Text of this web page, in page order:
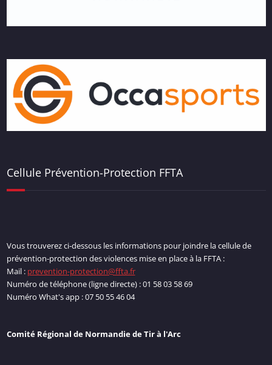
Cellule Prévention-Protection FFTA
Vous trouverez ci-dessous les informations pour joindre la cellule de
prévention-protection des violences mise en place à la FFTA :
Mail : prevention-protection@ffta.fr
Numéro de téléphone (ligne directe) : 01 58 03 58 69
Numéro What's app : 07 50 55 46 04
Comité Régional de Normandie de Tir à l'Arc